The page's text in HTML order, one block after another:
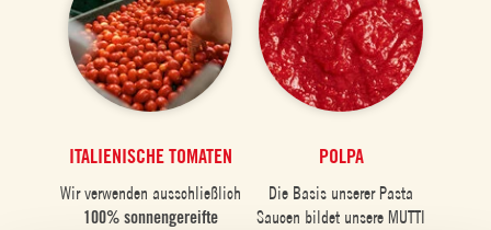
ITALIENISCHE TOMATEN
Wir verwenden ausschließlich
100% sonnengereifte
POLPA
Die Basis unserer Pasta
Saucen bildet unsere MUTTI